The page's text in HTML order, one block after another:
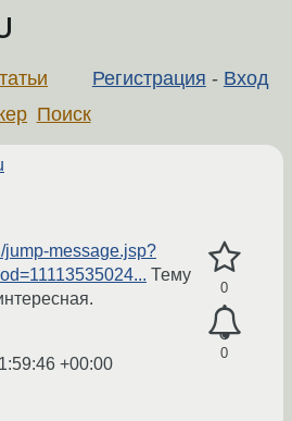
Регистрация - Вход
Поиск
0
0
jump-message.jsp?
Тему
+00:00